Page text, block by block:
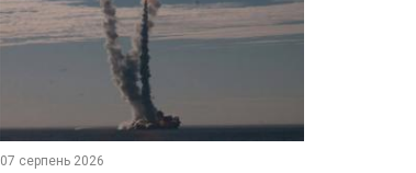
07 серпень 2026